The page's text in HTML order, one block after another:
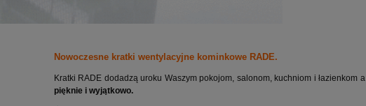
Nowoczesne kratki wentylacyjne kominkowe RADE.
Kratki RADE dodadzą uroku Waszym pokojom, salonom, kuchniom i łazienkom a
pięknie i wyjątkowo.